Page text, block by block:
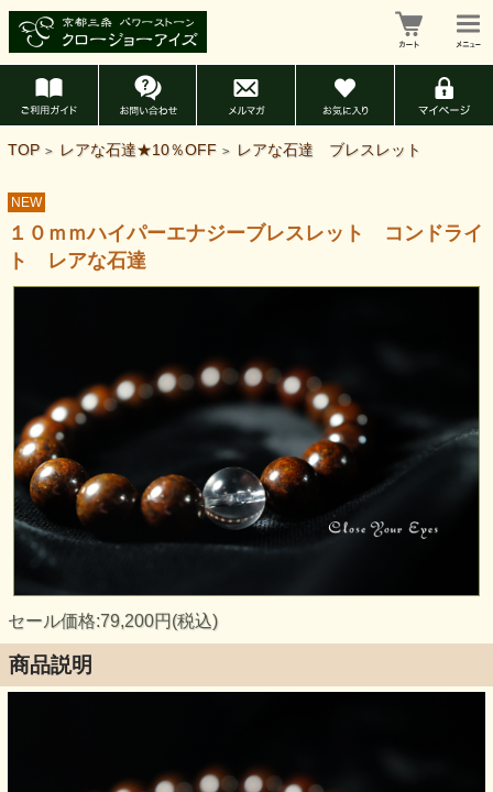
TOP > レアな石達★10％OFF > レアな石達 ブレスレット
NEW
１０ｍｍハイパーエナジーブレスレット コンドライ
ト レアな石達
セール価格:79,200円(税込)
商品説明